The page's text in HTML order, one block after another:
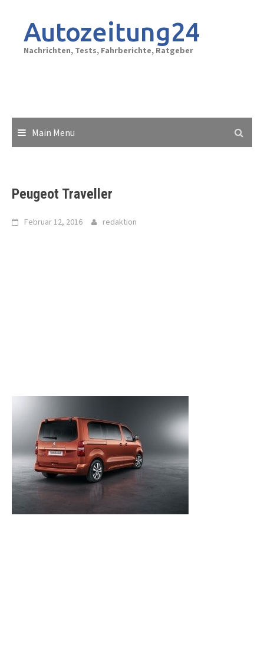
contentAutozeitung24
Nachrichten, Tests, Fahrberichte, Ratgeber
Main Menu
Peugeot Traveller
Februar 12, 2016 redaktion